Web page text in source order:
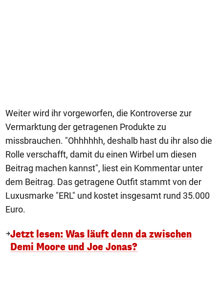
Weiter wird ihr vorgeworfen, die Kontroverse zur
Vermarktung der getragenen Produkte zu
missbrauchen. "Ohhhhhh, deshalb hast du ihr also die
Rolle verschafft, damit du einen Wirbel um diesen
Beitrag machen kannst", liest ein Kommentar unter
dem Beitrag. Das getragene Outfit stammt von der
Luxusmarke "ERL" und kostet insgesamt rund 35.000
Euro.
Jetzt lesen: Was läuft denn da zwischen
Demi Moore und Joe Jonas?